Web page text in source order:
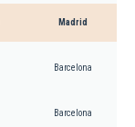
Madrid
Barcelona
Barcelona